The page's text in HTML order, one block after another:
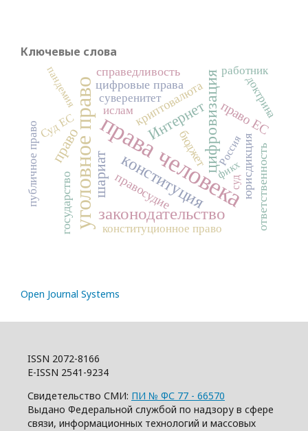
Ключевые слова
права человека
уголовное право конституция
цифровизация
законодательство
право
шариат
Интернет право ЕС
бюджет юрисдикцияответственность
правосудие
криптовалюта
цифровые права
государство
справедливость
Суд ЕС
суверенитет
работник
ислам
конституционное право
публичное право
доктрина
суд
пандемия
Россия
фикх
Open Journal Systems
ISSN 2072-8166
E-ISSN 2541-9234
Свидетельство СМИ: ПИ № ФС 77 - 66570
Выдано Федеральной службой по надзору в сфере
связи, информационных технологий и массовых